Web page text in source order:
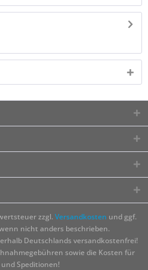
zzgl. Versandkosten und ggf.
nicht anders beschrieben.
Deutschlands versandkostenfrei!
sowie die Kosten für
Speditionen!